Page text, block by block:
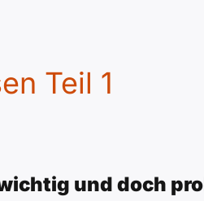
Teil 1
und doch